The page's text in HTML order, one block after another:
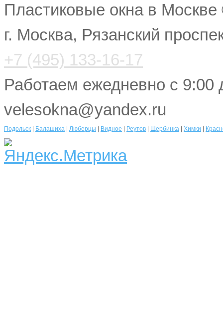
Пластиковые окна в
г. Москва, Рязанский
+7 (495) 133-16-17
Работаем ежедневно с 9:00
velesokna@yandex.ru
Подольск Балашиха Люберцы Видное Реутов Щербинка Химки